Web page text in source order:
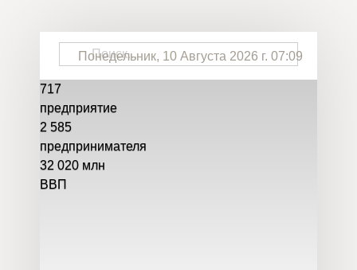
Понедельник, 10 Августа 2026 г. 07:09
717
предприятие
2 585
предпринимателя
32 020 млн
ВВП